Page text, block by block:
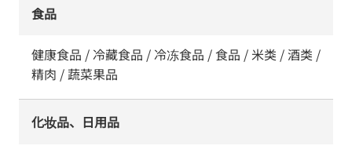
食品
健康食品 / 冷藏食品 / 冷冻食品 / 食品 / 米类 / 酒类 /
精肉 / 蔬菜果品
化妆品、日用品